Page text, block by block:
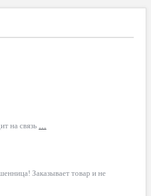
на связь …
Заказывает товар и не